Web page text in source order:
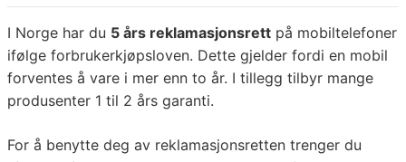
I Norge har du 5 års reklamasjonsrett på mobiltelefoner
ifølge forbrukerkjøpsloven. Dette gjelder fordi en mobil
forventes å vare i mer enn to år. I tillegg tilbyr mange
produsenter 1 til 2 års garanti.
For å benytte deg av reklamasjonsretten trenger du